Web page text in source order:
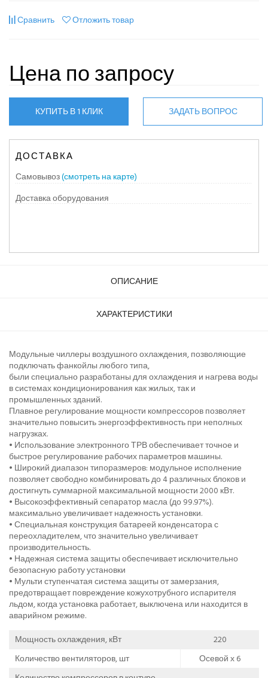
Сравнить Отложить товар
Цена по запросу
КУПИТЬ В 1 КЛИК ЗАДАТЬ ВОПРОС
ДОСТАВКА
Самовывоз(смотреть на карте)
Доставка оборудования
ОПИСАНИЕ
ХАРАКТЕРИСТИКИ
Модульные чиллеры воздушного охлаждения, позволяющие
подключать фанкойлы любого типа,
были специально разработаны для охлаждения и нагрева воды
в системах кондиционирования как жилых, так и
промышленных зданий.
Плавное регулирование мощности компрессоров позволяет
значительно повысить энергоэффективность при неполных
нагрузках.
• Использование электронного ТРВ обеспечивает точное и
быстрое регулирование рабочих параметров машины.
• Широкий диапазон типоразмеров: модульное исполнение
позволяет свободно комбинировать до 4 различных блоков и
достигнуть суммарной максимальной мощности 2000 кВт.
• Высокоэффективный сепаратор масла (до 99.97%).
максимально увеличивает надежность установки.
• Специальная конструкция батареей конденсатора с
переохладителем, что значительно увеличивает
производительность.
• Надежная система защиты обеспечивает исключительно
безопасную работу установки
• Мульти ступенчатая система защиты от замерзания,
предотвращает повреждение кожухотрубного испарителя
льдом, когда установка работает, выключена или находится в
аварийном режиме.
Мощность охлаждения, кВт
220
Количество вентиляторов, шт
Осевой х 6